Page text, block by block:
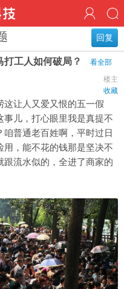
回复
打工人如何破局？
看全部
楼主
收藏
这让人又爱又恨的五一假
儿，打心眼里我是真提不
普通老百姓啊，平时过日
，能不花的钱那是坚决不
流水似的，全进了商家的